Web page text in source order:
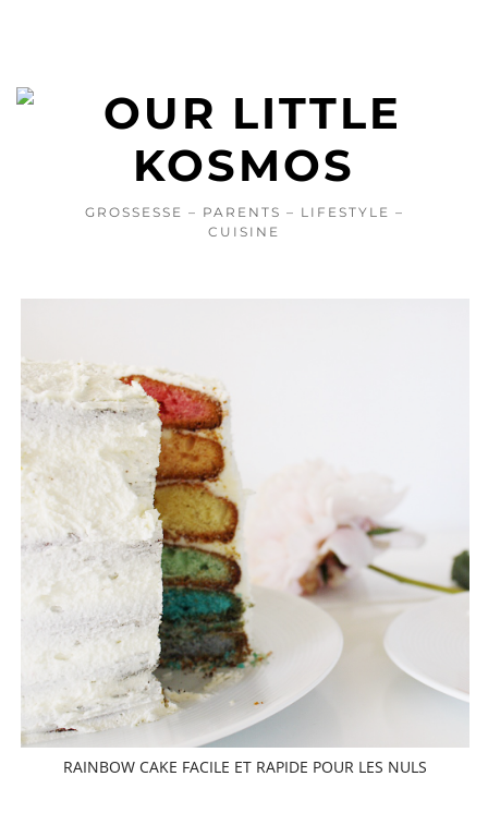
GROSSESSE – PARENTS – LIFESTYLE –
CUISINE
RAINBOW CAKE FACILE ET RAPIDE POUR LES NULS